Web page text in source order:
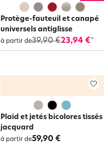
Protège-fauteuil et canapé
universels antiglisse
à partir de39,90 €23,94 €*
Plaid et jetés bicolores tissés
jacquard
à partir de59,90 €